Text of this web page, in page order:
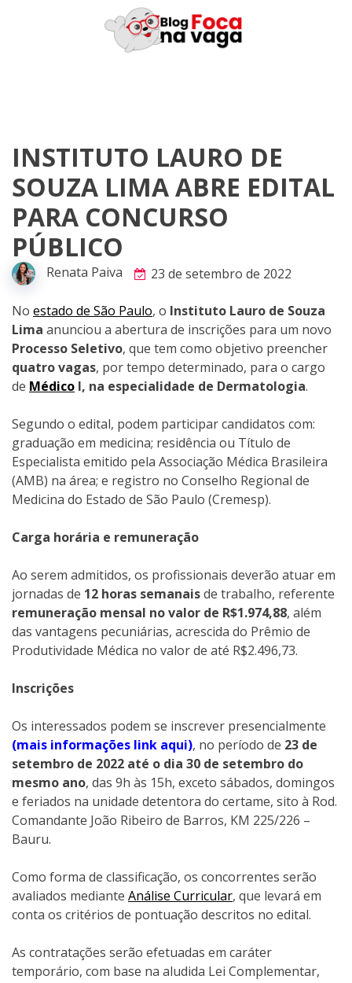
INSTITUTO LAURO DE
SOUZA LIMA ABRE EDITAL
PARA CONCURSO
PÚBLICO
Renata Paiva 23 de setembro de 2022
No estado de São Paulo, o Instituto Lauro de Souza
Lima anunciou a abertura de inscrições para um novo
Processo Seletivo, que tem como objetivo preencher
quatro vagas, por tempo determinado, para o cargo
de Médico I, na especialidade de Dermatologia.
Segundo o edital, podem participar candidatos com:
graduação em medicina; residência ou Título de
Especialista emitido pela Associação Médica Brasileira
(AMB) na área; e registro no Conselho Regional de
Medicina do Estado de São Paulo (Cremesp).
Carga horária e remuneração
Ao serem admitidos, os profissionais deverão atuar em
jornadas de 12 horas semanaisde trabalho, referente
remuneração mensal no valor de R$1.974,88, além
das vantagens pecuniárias, acrescida do Prêmio de
Produtividade Médica no valor de até R$2.496,73.
Inscrições
Os interessados podem se inscrever presencialmente
(mais informações link aqui), no período de 23 de
setembro de 2022 até o dia 30 de setembro do
mesmo ano, das 9h às 15h, exceto sábados, domingos
e feriados na unidade detentora do certame, sito à Rod.
Comandante João Ribeiro de Barros, KM 225/226 –
Bauru.
Como forma de classificação, os concorrentes serão
avaliados mediante Análise Curricular, que levará em
conta os critérios de pontuação descritos no edital.
As contratações serão efetuadas em caráter
temporário, com base na aludida Lei Complementar,